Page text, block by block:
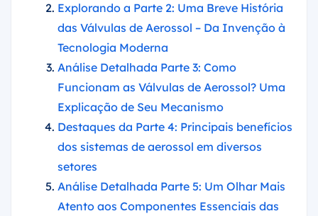
Explorando a Parte 2: Uma Breve História
das Válvulas de Aerossol – Da Invenção à
Tecnologia Moderna
Análise Detalhada Parte 3: Como
Funcionam as Válvulas de Aerossol? Uma
Explicação de Seu Mecanismo
Destaques da Parte 4: Principais benefícios
dos sistemas de aerossol em diversos
setores
Análise Detalhada Parte 5: Um Olhar Mais
Atento aos Componentes Essenciais das